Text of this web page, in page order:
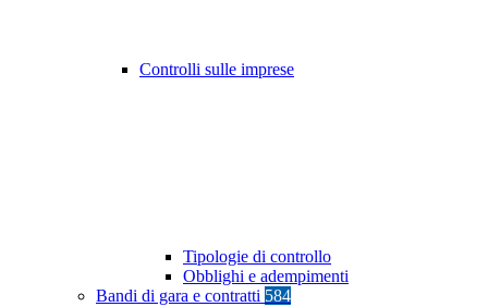
Controlli sulle imprese
Tipologie di controllo
Obblighi e adempimenti
Bandi di gara e contratti 584